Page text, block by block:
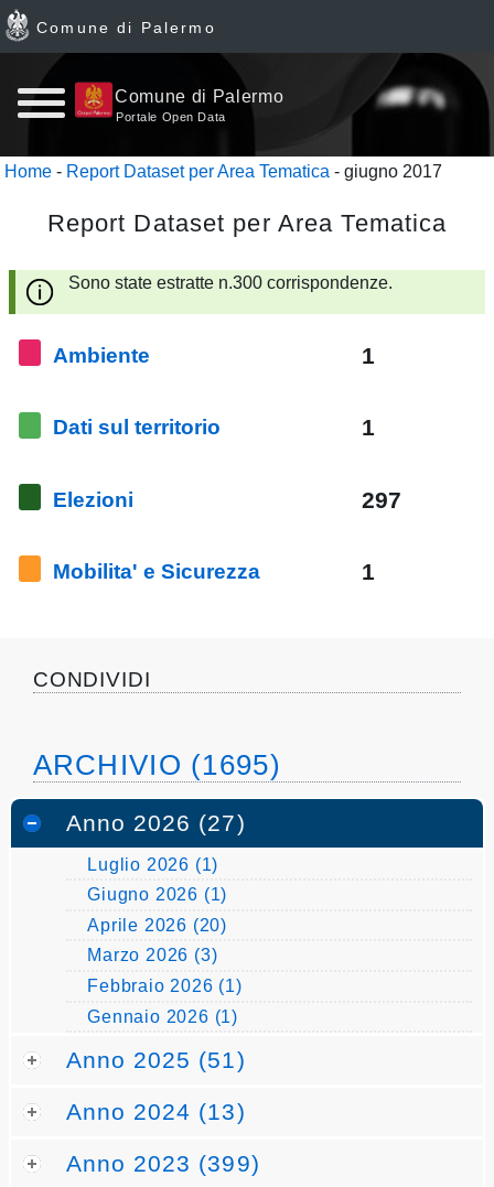
Home
Dataset
Ultimi
dataset
pubblicazioni
Archivio
Linee
Open
Data
Comune di Palermo
Comune di Palermo
Portale Open Data
Home - Report Dataset per Area Tematica - giugno 2017
Report Dataset per Area Tematica
Sono state estratte n.300 corrispondenze.
Ambiente 1
Dati sul territorio 1
Elezioni 297
Mobilita' e Sicurezza 1
CONDIVIDI
ARCHIVIO (1695)
Anno 2026 (27)
Luglio 2026 (1)
Giugno 2026 (1)
Aprile 2026 (20)
Marzo 2026 (3)
Febbraio 2026 (1)
Gennaio 2026 (1)
Anno 2025 (51)
Anno 2024 (13)
Anno 2023 (399)